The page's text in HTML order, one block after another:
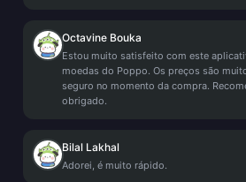
Octavine Bouka
Estou muito satisfeito com este
moedas do Poppo. Os preços são
seguro no momento da compra.
obrigado.
Bilal Lakhal
Adorei, é muito rápido.